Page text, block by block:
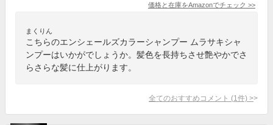
価格と在庫をAmazonでチェック >>
まくりん
こちらのエンシェールズカラーシャンプー ムラサキシャ
ンプーはいかがでしょうか。髪色を長持ちさせ艶やかでさ
らさらな髪に仕上がります。
全てのおすすめコメント (1 件) >